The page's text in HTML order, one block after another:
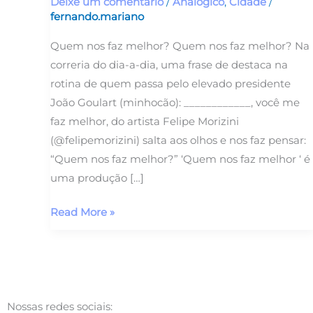
fernando.mariano
Quem nos faz melhor? Quem nos faz melhor? Na
correria do dia-a-dia, uma frase de destaca na
rotina de quem passa pelo elevado presidente
João Goulart (minhocão): ____________, você me
faz melhor, do artista Felipe Morizini
(@felipemorizini) salta aos olhos e nos faz pensar:
“Quem nos faz melhor?” ‘Quem nos faz melhor ‘ é
uma produção […]
Read More »
Nossas redes sociais: